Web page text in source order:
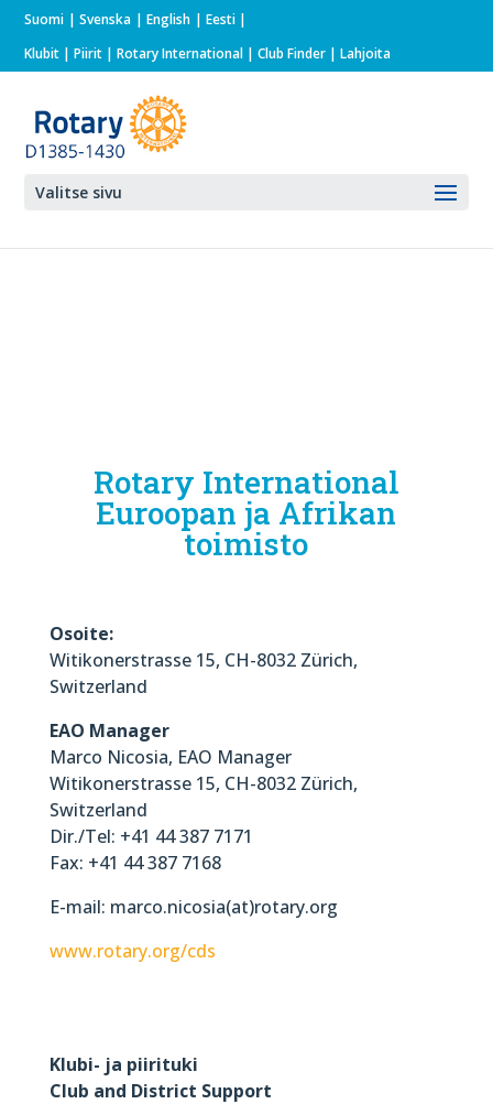
Suomi Svenska English
Eesti
Klubit |Piirit |Rotary International | Club Finder | Lahjoita
Valitse sivu
Rotary International
Euroopan ja Afrikan
toimisto
Osoite:
Witikonerstrasse 15, CH-8032 Zürich,
Switzerland
EAO Manager
Marco Nicosia, EAO Manager
Witikonerstrasse 15, CH-8032 Zürich,
Switzerland
Dir./Tel: +41 44 387 7171
Fax: +41 44 387 7168
E-mail: marco.nicosia(at)rotary.org
www.rotary.org/cds
Klubi- ja piirituki
Club and District Support